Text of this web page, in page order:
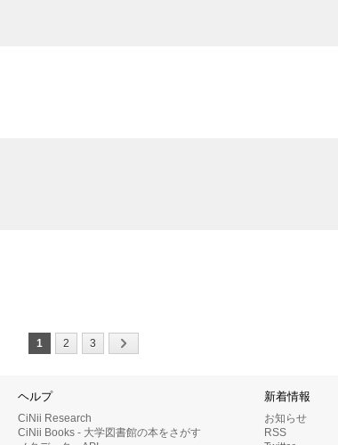
1 2 3
ヘルプ
CiNii Research
CiNii Books - 大学図書館の本をさがす
新着情報
お知らせ
RSS